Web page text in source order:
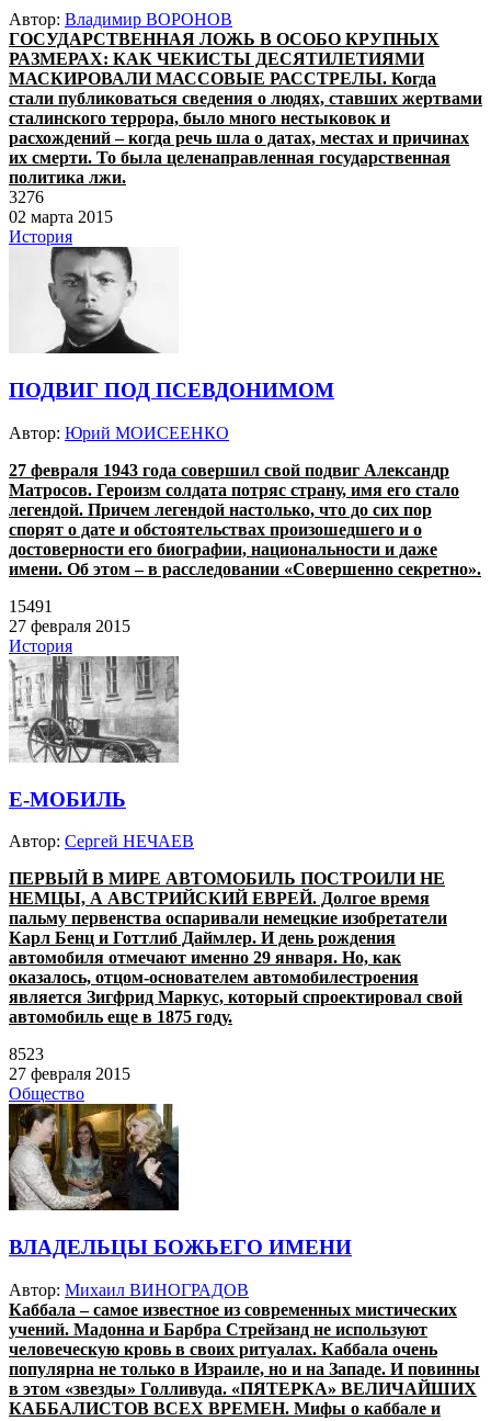
Автор: Владимир ВОРОНОВ
ГОСУДАРСТВЕННАЯ ЛОЖЬ В ОСОБО КРУПНЫХ
РАЗМЕРАХ: КАК ЧЕКИСТЫ ДЕСЯТИЛЕТИЯМИ
МАСКИРОВАЛИ МАССОВЫЕ РАСCТРЕЛЫ. Когда
стали публиковаться сведения о людях, ставших жертвами
сталинского террора, было много нестыковок и
расхождений – когда речь шла о датах, местах и причинах
их смерти. То была целенаправленная государственная
политика лжи.
3276
02 марта 2015
История
ПОДВИГ ПОД ПСЕВДОНИМОМ
Автор: Юрий МОИСЕЕНКО
27 февраля 1943 года совершил свой подвиг Александр
Матросов. Героизм солдата потряс страну, имя его стало
легендой. Причем легендой настолько, что до сих пор
спорят о дате и обстоятельствах произошедшего и о
достоверности его биографии, национальности и даже
имени. Об этом – в расследовании «Совершенно секретно».
15491
27 февраля 2015
История
Е-МОБИЛЬ
Автор: Сергей НЕЧАЕВ
ПЕРВЫЙ В МИРЕ АВТОМОБИЛЬ ПОСТРОИЛИ НЕ
НЕМЦЫ, А АВСТРИЙСКИЙ ЕВРЕЙ. Долгое время
пальму первенства оспаривали немецкие изобретатели
Карл Бенц и Готтлиб Даймлер. И день рождения
автомобиля отмечают именно 29 января. Но, как
оказалось, отцом-основателем автомобилестроения
является Зигфрид Маркус, который спроектировал свой
автомобиль еще в 1875 году.
8523
27 февраля 2015
Общество
ВЛАДЕЛЬЦЫ БОЖЬЕГО ИМЕНИ
Автор: Михаил ВИНОГРАДОВ
Каббала – самое известное из современных мистических
учений. Мадонна и Барбра Стрейзанд не используют
человеческую кровь в своих ритуалах. Каббала очень
популярна не только в Израиле, но и на Западе. И повинны
в этом «звезды» Голливуда. «ПЯТЕРКА» ВЕЛИЧАЙШИХ
КАББАЛИСТОВ ВСЕХ ВРЕМЕН. Мифы о каббале и